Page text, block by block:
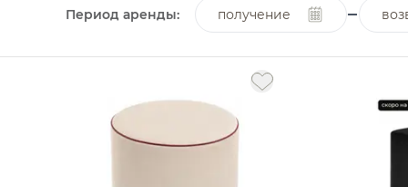
Период аренды: получение